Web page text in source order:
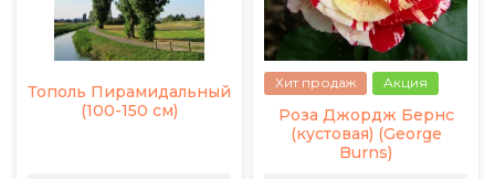
Тополь Пирамидальный
(100-150 см)
Хит продаж Акция
Роза Джордж Бернс
(кустовая) (George
Burns)